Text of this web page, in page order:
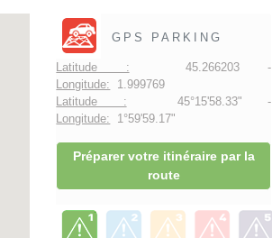
GPS PARKING
Latitude : 45.266203 -
Longitude: 1.999769
Latitude : 45°15'58.33" -
Longitude: 1°59'59.17"
Préparer votre itinéraire par la
route